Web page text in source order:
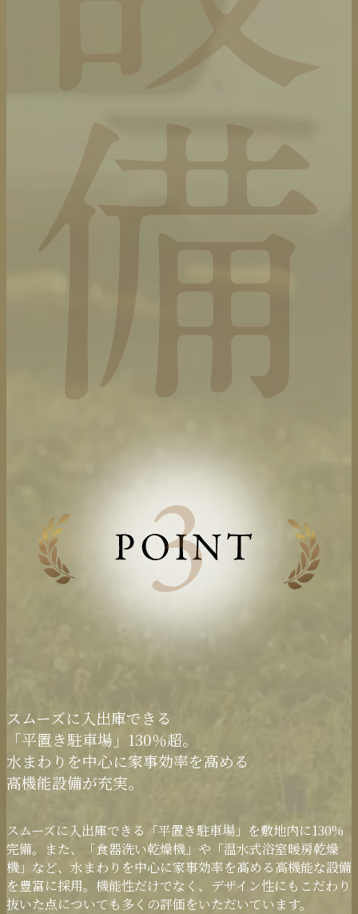
スムーズに入出庫できる
「平置き駐車場」130％超。
水まわりを中心に家事効率を高める
高機能設備が充実。
スムーズに入出庫できる「平置き駐車場」を敷地内に130%
完備。また、「食器洗い乾燥機」や「温水式浴室暖房乾燥
機」など、水まわりを中心に家事効率を高める高機能な設備
を豊富に採用。機能性だけでなく、デザイン性にもこだわり
抜いた点についても多くの評価をいただいています。